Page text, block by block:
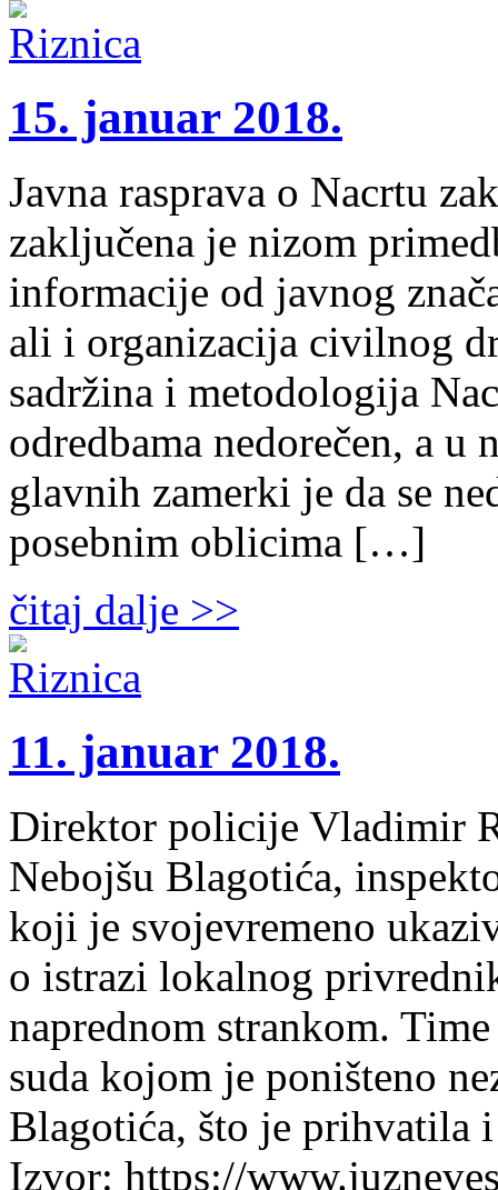
15. januar 2018.
Javna rasprava o Nacrtu
zaključena je nizom
informacije od javnog
ali i organizacija civilnog
sadržina i metodologija
odredbama nedorečen, a
glavnih zamerki je da se
posebnim oblicima […]
čitaj dalje >>
11. januar 2018.
Direktor policije Vladimir
Nebojšu Blagotića,
koji je svojevremeno
o istrazi lokalnog
naprednom strankom.
suda kojom je poništeno
Blagotića, što je prihvatila
Izvor: https://